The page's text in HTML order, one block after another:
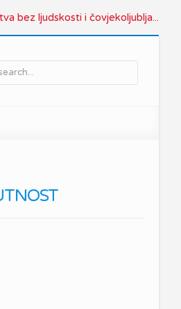
bez ljudskosti i čovjekoljublja...